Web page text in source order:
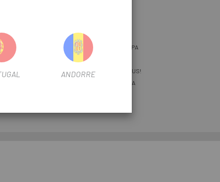
LA
MAGASINS DE VÉLOS ESCAPA
AMI ESCAPA
VENEZ TRAVAILLER AVEC NOUS!
QUI SOMMES NOUS ESCAPA
ANDORRE